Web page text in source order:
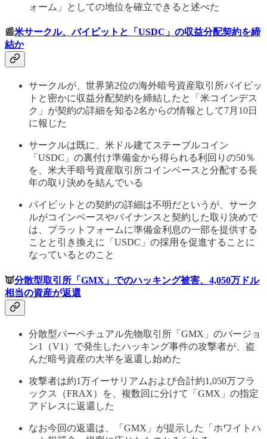
ォーム」としての地位を確立できると述べた
📰米サークル、バイビットと「USDC」の収益分配契約を締
結か
サークルが、世界第2位の海外暗号資産取引所バイビッ
トと密かに収益分配契約を締結したと「米コインデス
ク」が契約の詳細を知る2名からの情報として7月10日
に報じた
サークルは既に、米ドル建てステーブルコイン
「USDC」の裏付け準備金から得られる利回りの50％
を、米大手暗号資産取引所コインベースと分配する長
年の取り決めを結んでいる
バイビットとの契約の詳細は不明だというが、サーク
ルがコインベースやバイナンスと契約した取り決めで
は、プラットフォームに準備金利息の一部を提供する
ことと引き換えに「USDC」の採用を促進することに
なっているとのこと
👿分散型取引所「GMX」でのハッキング被害、4,050万ドル
相当の資産が返還
分散型パーペチュアル先物取引所「GMX」のバージョ
ン1（V1）で発生したハッキング事件の攻撃者が、盗
んだ暗号資産の大半を返還し始めた
攻撃者は約1万イーサリアムおよび合計約1,050万フラ
ックス（FRAX）を、複数回に分けて「GMX」の指定
アドレスに返還した
なお今回の返還は、「GMX」が提示した「ホワイトハ